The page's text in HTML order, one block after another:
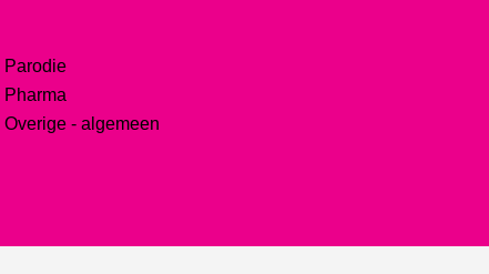
Parodie
Pharma
Overige - algemeen